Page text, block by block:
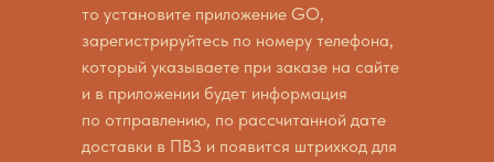
то установите приложение GO,
зарегистрируйтесь по номеру телефона,
который указываете при заказе на сайте
и в приложении будет информация
по отправлению, по рассчитанной дате
доставки в ПВЗ и появится штрихкод для